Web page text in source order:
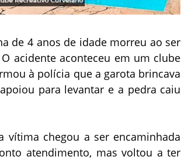
de 4 anos de idade morreu ao ser
acidente aconteceu em um clube
à polícia que a garota brincava
para levantar e a pedra caiu
vítima chegou a ser encaminhada
atendimento, mas voltou a ter